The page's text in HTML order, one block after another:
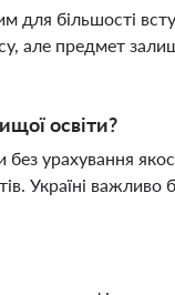
для більшості
але предмет
освіти?
урахування
Україні важливо